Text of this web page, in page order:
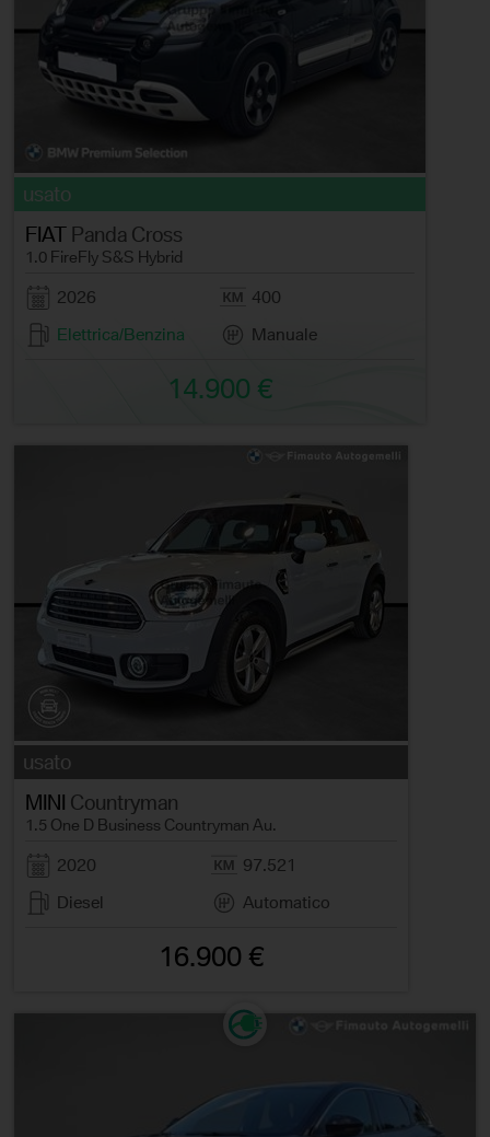
usato
FIAT Panda Cross
1.0 FireFly S&S Hybrid
2026
400
Elettrica/Benzina
Manuale
14.900 €
usato
MINI Countryman
1.5 One D Business Countryman Au.
2020
97.521
Diesel
Automatico
16.900 €